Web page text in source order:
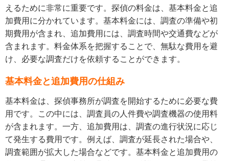
えるために非常に重要です。探偵の料金は、基本料金と追
加費用に分かれています。基本料金には、調査の準備や初
期費用が含まれ、追加費用には、調査時間や交通費などが
含まれます。料金体系を把握することで、無駄な費用を避
け、必要な調査だけを依頼することができます。
基本料金と追加費用の仕組み
基本料金は、探偵事務所が調査を開始するために必要な費
用です。この中には、調査員の人件費や調査機器の使用料
が含まれます。一方、追加費用は、調査の進行状況に応じ
て発生する費用です。例えば、調査が延長された場合や、
調査範囲が拡大した場合などです。基本料金と追加費用の